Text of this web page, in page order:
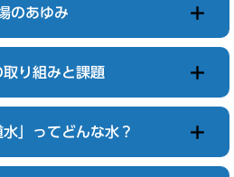
のあゆみ
り組みと課題
水」ってどんな水？